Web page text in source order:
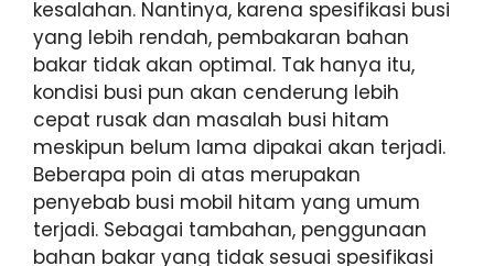
kesalahan. Nantinya, karena spesifikasi busi
yang lebih rendah, pembakaran bahan
bakar tidak akan optimal. Tak hanya itu,
kondisi busi pun akan cenderung lebih
cepat rusak dan masalah busi hitam
meskipun belum lama dipakai akan terjadi.
Beberapa poin di atas merupakan
penyebab busi mobil hitam yang umum
terjadi. Sebagai tambahan, penggunaan
bahan bakar yang tidak sesuai spesifikasi